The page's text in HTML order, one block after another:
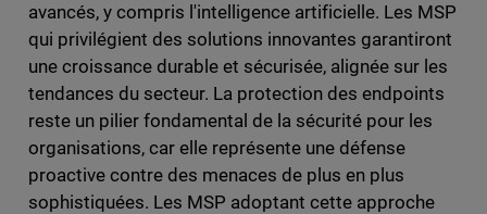
avancés, y compris l'intelligence artificielle. Les MSP
qui privilégient des solutions innovantes garantiront
une croissance durable et sécurisée, alignée sur les
tendances du secteur. La protection des endpoints
reste un pilier fondamental de la sécurité pour les
organisations, car elle représente une défense
proactive contre des menaces de plus en plus
sophistiquées. Les MSP adoptant cette approche